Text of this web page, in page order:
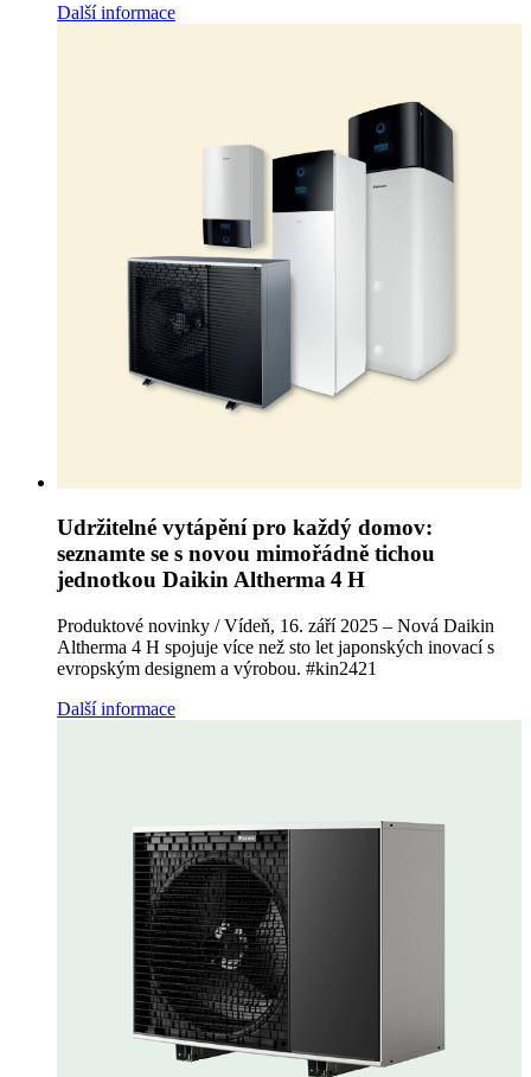
Další informace
Udržitelné vytápění pro každý domov:
seznamte se s novou mimořádně tichou
jednotkou Daikin Altherma 4 H
Produktové novinky / Vídeň, 16. září 2025 – Nová Daikin
Altherma 4 H spojuje více než sto let japonských inovací s
evropským designem a výrobou. #kin2421
Další informace